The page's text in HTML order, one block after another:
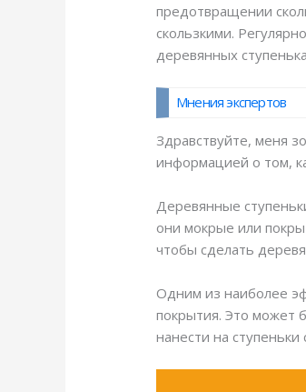
предотвращении
скользкими.
деревянных
Мнения экспертов
Здравствуйте, меня
информацией о том,
Деревянные
они мокрые или
чтобы сделать
Одним из наиболее
покрытия. Это может
нанести на